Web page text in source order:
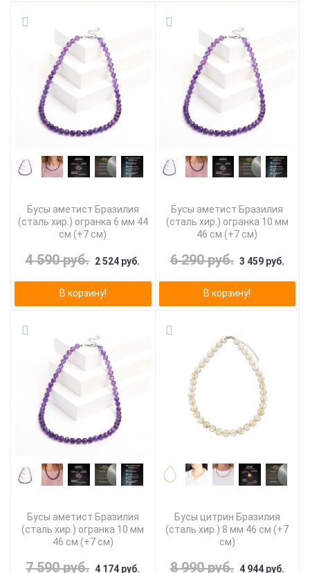
Бусы аметист Бразилия
(сталь хир.) огранка 6 мм 44
см (+7 см)
4 590 руб. 2 524 руб.
В корзину!
Бусы аметист Бразилия
(сталь хир.) огранка 10 мм
46 см (+7 см)
6 290 руб. 3 459 руб.
В корзину!
Бусы аметист Бразилия
(сталь хир.) огранка 10 мм
46 см (+7 см)
7 590 руб. 4 174 руб.
Бусы цитрин Бразилия
(сталь хир.) 8 мм 46 см (+7
см)
8 990 руб. 4 944 руб.